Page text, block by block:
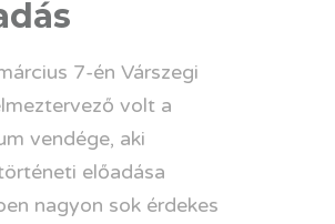
7-én Várszegi
volt a
vendége, aki
előadása
nagyon sok érdekes